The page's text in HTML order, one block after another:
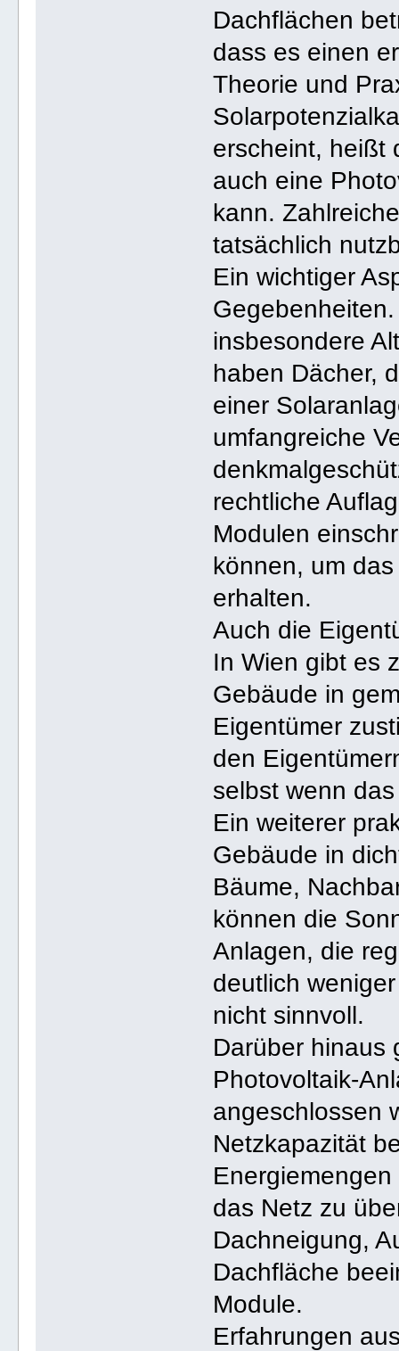
Dachflächen
dass es einen
Theorie und
erscheint, heißt
auch eine
kann.
tatsächlich
Ein wichtiger
insbesondere
haben Dächer,
einer
umfangreiche
rechtliche
Modulen
können, um
erhalten.
Auch die
In Wien gibt es
Gebäude in
Eigentümer
den
selbst wenn
Ein weiterer
Gebäude in
Bäume,
können die
Anlagen, die
deutlich
nicht sinnvoll.
Darüber hinaus
Photovoltaik-
angeschlossen
Netzkapazität
das Netz zu
Dachneigung,
Dachfläche
Module.
Erfahrungen